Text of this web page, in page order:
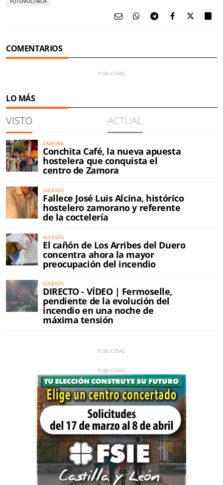
COMENTARIOS
LO MÁS
VISTO ACTUAL
ZAMORA
Conchita Café, la nueva apuesta
hostelera que conquista el
centro de Zamora
SUCESOS
Fallece José Luis Alcina, histórico
hostelero zamorano y referente
de la coctelería
SUCESOS
El cañón de Los Arribes del Duero
concentra ahora la mayor
preocupación del incendio
SUCESOS
DIRECTO - VÍDEO | Fermoselle,
pendiente de la evolución del
incendio en una noche de
máxima tensión